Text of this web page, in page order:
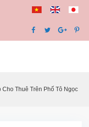
Thuê Trên Phố Tô Ngọc